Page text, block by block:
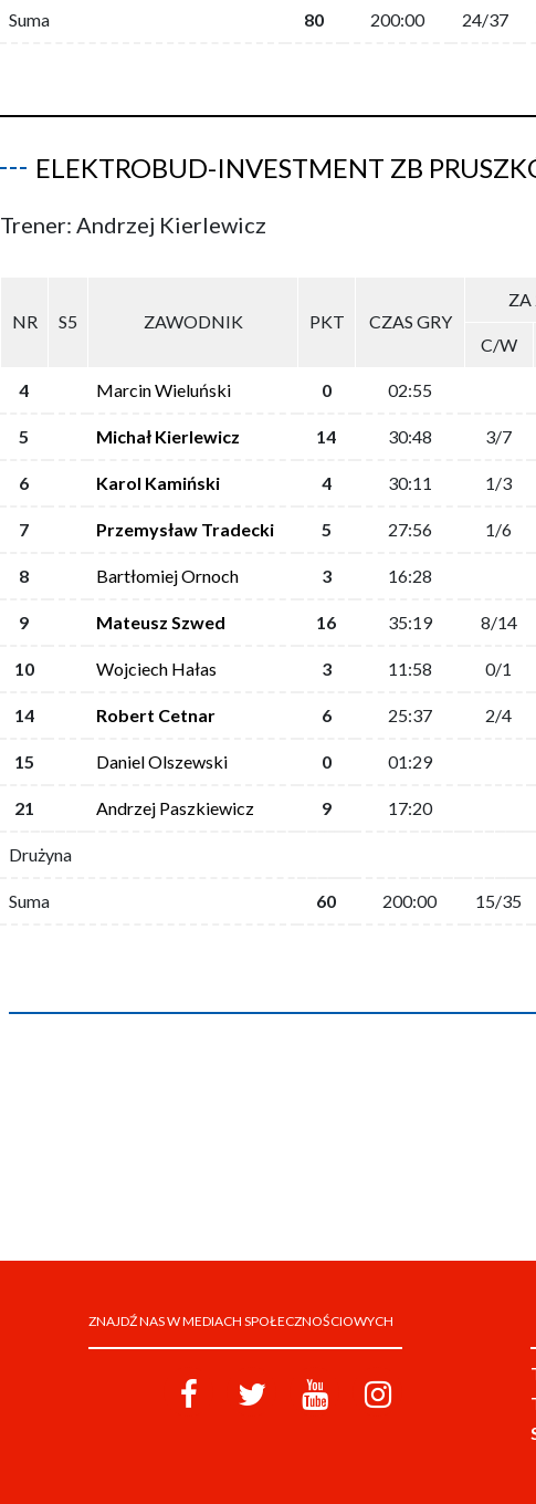
Suma 80 200:00 24/37
ELEKTROBUD-INVESTMENT ZB
Trener: Andrzej Kierlewicz
NR S5 ZAWODNIK PKT CZAS GRY
ZA
C/W
4 Marcin Wieluński 0 02:55
5 Michał Kierlewicz 14 30:48 3/7
6 Karol Kamiński 4 30:11 1/3
7 Przemysław Tradecki 5 27:56 1/6
8 Bartłomiej Ornoch 3 16:28
9 Mateusz Szwed 16 35:19 8/14
10 Wojciech Hałas 3 11:58 0/1
14 Robert Cetnar 6 25:37 2/4
15 Daniel Olszewski 0 01:29
21 Andrzej Paszkiewicz 9 17:20
Drużyna
Suma 60 200:00 15/35
ZNAJDŹ NAS W MEDIACH SPOŁECZNOŚCIOWYCH